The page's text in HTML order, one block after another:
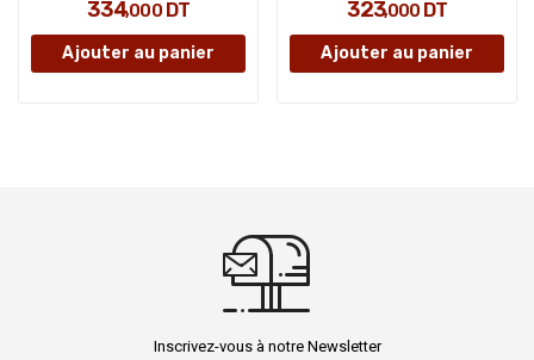
334,000DT
Ajouter au panier
323,000 DT
Ajouter au panier
Inscrivez-vous à notre Newsletter